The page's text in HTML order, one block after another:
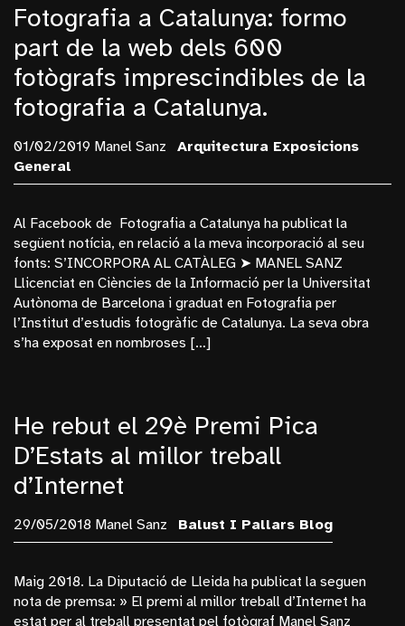
Fotografia a Catalunya: formo
part de la web dels 600
fotògrafs imprescindibles de la
fotografia a Catalunya.
01/02/2019 Manel Sanz Arquitectura Exposicions
General
Al Facebook de Fotografia a Catalunya ha publicat la
següent notícia, en relació a la meva incorporació al seu
fonts: S’INCORPORA AL CATÀLEG ➤ MANEL SANZ
Llicenciat en Ciències de la Informació per la Universitat
Autònoma de Barcelona i graduat en Fotografia per
l’Institut d’estudis fotogràfic de Catalunya. La seva obra
s’ha exposat en nombroses […]
He rebut el 29è Premi Pica
D’Estats al millor treball
d’Internet
29/05/2018 Manel Sanz Balust I Pallars Blog
Maig 2018. La Diputació de Lleida ha publicat la seguen
nota de premsa: » El premi al millor treball d’Internet ha
estat per al treball presentat pel fotògraf Manel Sanz